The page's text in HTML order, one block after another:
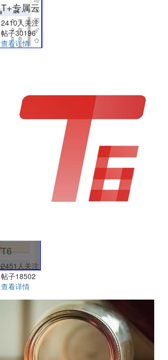
T+专属云
2410人关注
帖子30196
查看详情
T6
2451人关注
帖子18502
查看详情